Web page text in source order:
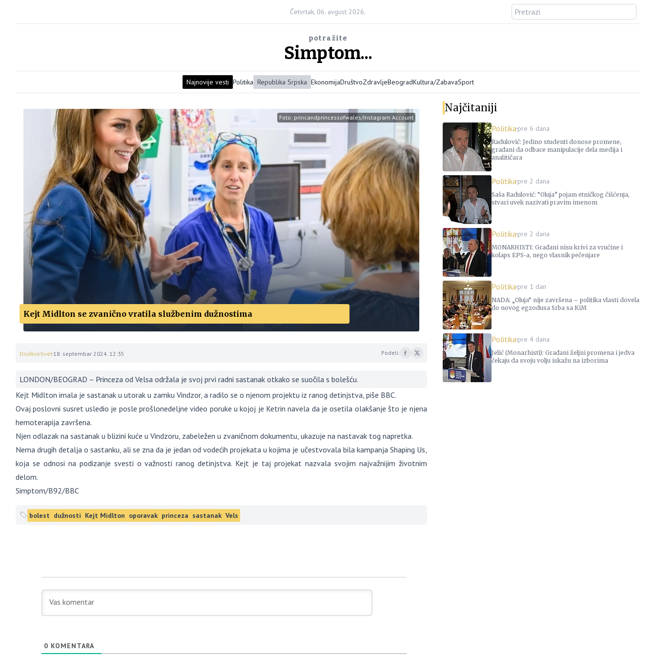
Četvrtak, 06. avgust 2026.
potražite
Simptom...
Najnovije vesti Politika Republika Srpska EkonomijaDruštvoZdravljeBeogradKultura/ZabavaSport
Foto: princandprincessofwales/Instagram Account
Kejt Midlton se zvanično vratila službenim dužnostima
Društvo Svet 18. septembar 2024. 12:35 Podeli:
LONDON/BEOGRAD – Princeza od Velsa održala je svoj prvi radni sastanak otkako se suočila s bolešću.
Kejt Midlton imala je sastanak u utorak u zamku Vindzor, a radilo se o njenom projektu iz ranog detinjstva, piše BBC.
Ovaj poslovni susret usledio je posle prošlonedeljne video poruke u kojoj je Ketrin navela da je osetila olakšanje što je njena
hemoterapija završena.
Njen odlazak na sastanak u blizini kuće u Vindzoru, zabeležen u zvaničnom dokumentu, ukazuje na nastavak tog napretka.
Nema drugih detalja o sastanku, ali se zna da je jedan od vodećih projekata u kojima je učestvovala bila kampanja Shaping Us,
koja se odnosi na podizanje svesti o važnosti ranog detinjstva. Kejt je taj projekat nazvala svojim najvažnijim životnim
delom.
Simptom/B92/BBC
bolest dužnosti Kejt Midlton oporavak princeza sastanak Vels
Najčitaniji
Politikapre 6 dana
Radulović: Jedino studenti donose promene,
građani da odbace manipulacije dela medija i
analitičara
Politikapre 2 dana
Saša Radulović: “Oluja” pojam etničkog čišćenja,
stvari uvek nazivati pravim imenom
Politikapre 2 dana
MONARHISTI: Građani nisu krivi za vrućine i
kolaps EPS-a, nego vlasnik pečenjare
Politikapre 1 dan
NADA: „Oluja“ nije završena – politika vlasti dovela
do novog egzodusa Srba sa KiM
Politikapre 4 dana
Jelić (Monarhisti): Građani željni promena i jedva
čekaju da svoju volju iskažu na izborima
0 KOMENTARA